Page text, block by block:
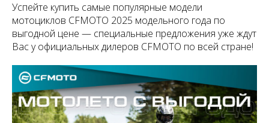
Успейте купить самые популярные модели
мотоциклов CFMOTO 2025 модельного года по
выгодной цене — специальные предложения уже ждут
Вас у официальных дилеров CFMOTO по всей стране!